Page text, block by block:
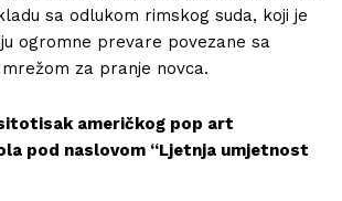
sa odlukom rimskog suda, koji je
ogromne prevare povezane sa
za pranje novca.
američkog pop art
pod naslovom “Ljetnja umjetnost